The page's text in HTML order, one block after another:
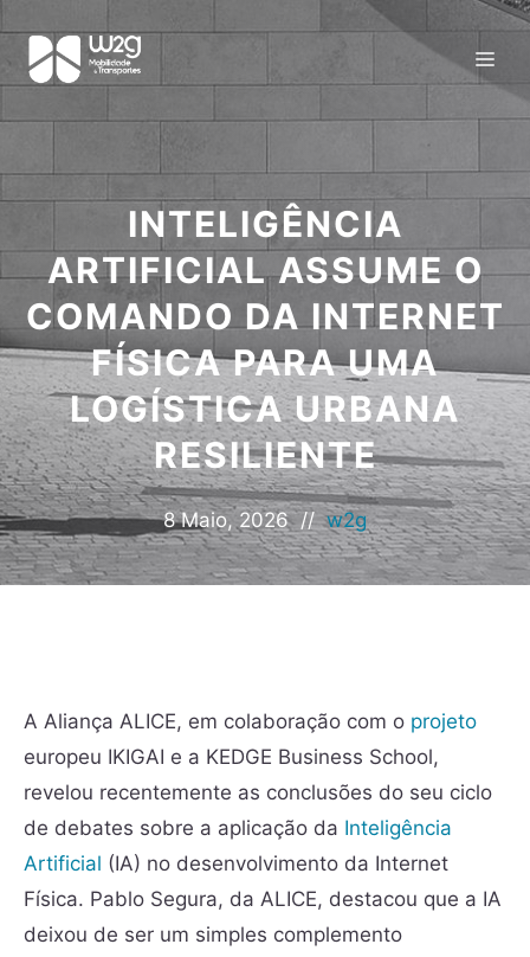
INTELIGÊNCIA
ARTIFICIAL ASSUME O
COMANDO DA INTERNET
FÍSICA PARA UMA
LOGÍSTICA URBANA
RESILIENTE
8 Maio, 2026 // w2g
A Aliança ALICE, em colaboração com o projeto
europeu IKIGAI e a KEDGE Business School,
revelou recentemente as conclusões do seu ciclo
de debates sobre a aplicação da Inteligência
Artificial (IA) no desenvolvimento da Internet
Física. Pablo Segura, da ALICE, destacou que a IA
deixou de ser um simples complemento